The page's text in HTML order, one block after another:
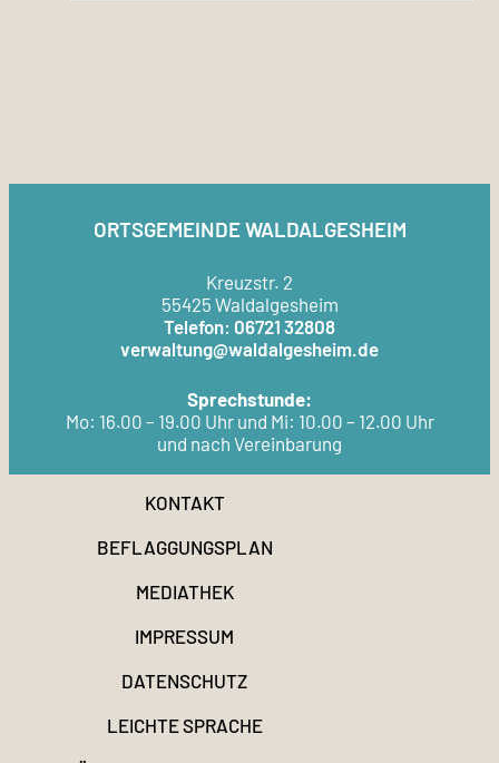
ORTSGEMEINDE WALDALGESHEIM
Kreuzstr. 2
55425 Waldalgesheim
Telefon: 06721 32808
verwaltung@waldalgesheim.de
Sprechstunde:
Mo: 16.00 – 19.00 Uhr und Mi: 10.00 – 12.00 Uhr
und nach Vereinbarung
KONTAKT
BEFLAGGUNGSPLAN
MEDIATHEK
IMPRESSUM
DATENSCHUTZ
LEICHTE SPRACHE